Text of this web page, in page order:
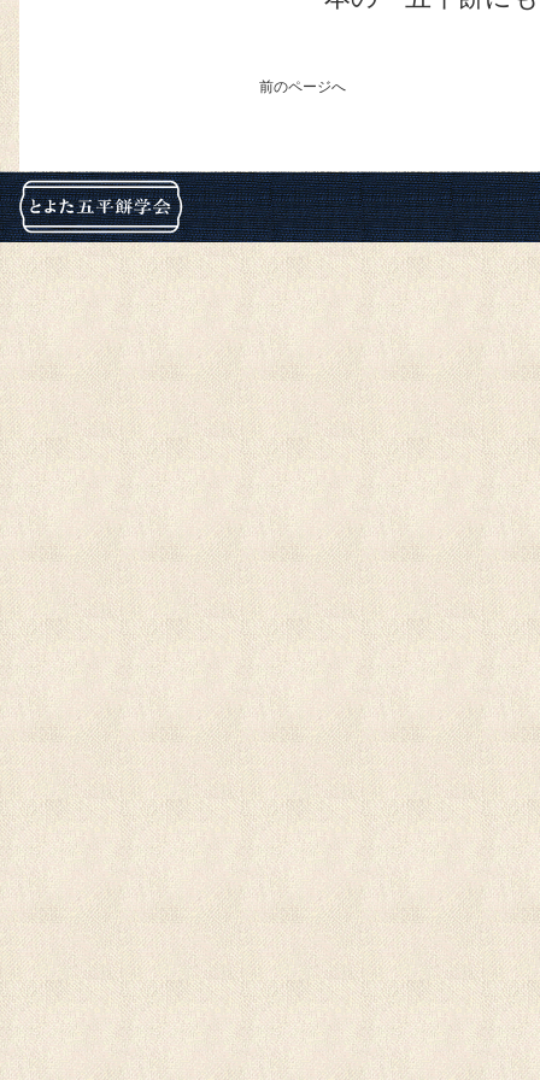
前のページへ